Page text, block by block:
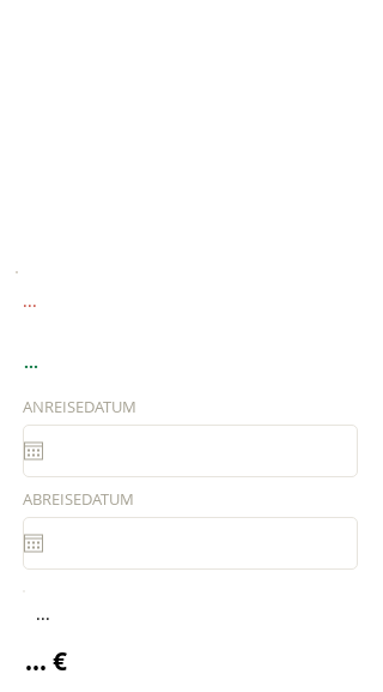
...
...
ANREISEDATUM
ABREISEDATUM
...
... €